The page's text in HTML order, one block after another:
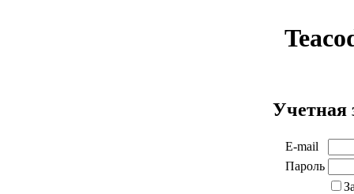
Учетная
E-mail
Пароль